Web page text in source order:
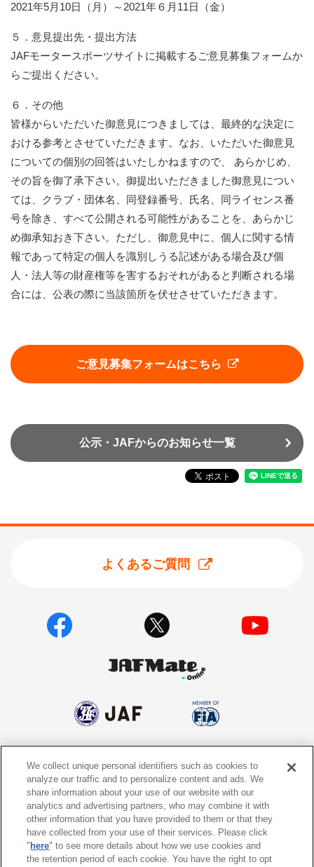
2021年5月10日（月）～2021年６月11日（金）
５．意見提出先・提出方法
JAFモータースポーツサイトに掲載するご意見募集フォームか
らご提出ください。
６．その他
皆様からいただいた御意見につきましては、最終的な決定に
おける参考とさせていただきます。なお、いただいた御意見
についての個別の回答はいたしかねますので、 あらかじめ、
その旨を御了承下さい。御提出いただきました御意見につい
ては、クラブ・団体名、同登録番号、氏名、同ライセンス番
号を除き、すべて公開される可能性があることを、あらかじ
め御承知おき下さい。ただし、御意見中に、個人に関する情
報であって特定の個人を識別しうる記述がある場合及び個
人・法人等の財産権等を害するおそれがあると判断される場
合には、公表の際に当該箇所を伏せさせていただきます。
ご意見募集フォームはこちら
公示・JAFからのお知らせ一覧
よくあるご質問
個人情報保護方針 個人情報の取り扱いについて
サイトポリシー ソーシャルメディア利用規約
特定商取引法に基づく表示 情報提供終了のお知らせ
Do Not Sell or Share My Personal
We collect unique personal identifiers such as cookies to
analyze our traffic and to personalize content and ads. We
share information about your use of our website with our
analytics and advertising partners, who may combine it with
other information that you have provided to them or that they
have collected from your use of their services. Please click
" here" to see more details about how we use cookies and
the retention period of each cookie. You have the right to opt